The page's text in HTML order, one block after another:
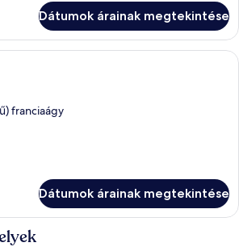
Dátumok árainak megtekintése
Prémium ágynemű, memóriahabos
franciaágy
Dátumok árainak megtekintése